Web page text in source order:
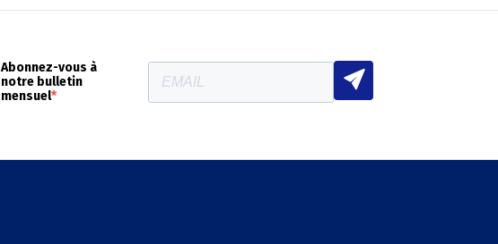
Abonnez-vous à
notre bulletin
mensuel